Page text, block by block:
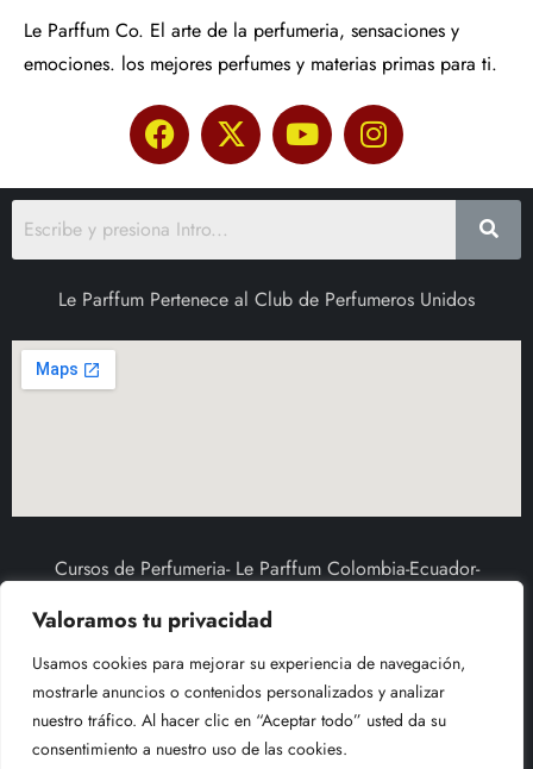
Valoramos tu privacidad
Usamos cookies para mejorar su experiencia de navegación,
mostrarle anuncios o contenidos personalizados y analizar
nuestro tráfico. Al hacer clic en “Aceptar todo” usted da su
consentimiento a nuestro uso de las cookies.
Le Parffum Co. El arte de la perfumeria, sensaciones y
emociones. los mejores perfumes y materias primas para ti.
Le Parffum Pertenece al Club de Perfumeros Unidos
Cursos de Perfumeria- Le Parffum Colombia-Ecuador-
Mexico-Estados Unidos
Todos los derechos reservados por Le Parffum 2003 Bogota-Colombia